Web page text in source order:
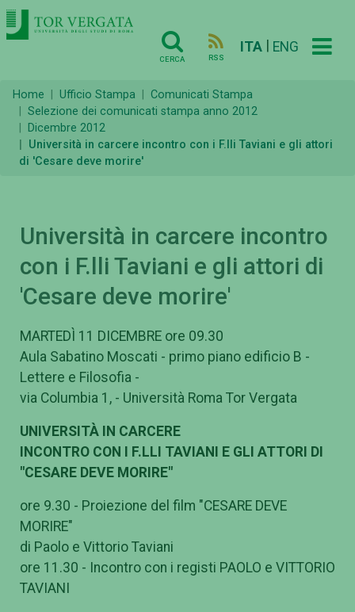
CERCA RSS
ITA ENG
Home Ufficio Stampa
Comunicati Stampa
Selezione dei comunicati stampa anno 2012
Dicembre 2012
Università in carcere incontro con i F.lli Taviani e gli attori
di 'Cesare deve morire'
Università in carcere incontro
con i F.lli Taviani e gli attori di
'Cesare deve morire'
MARTEDÌ 11 DICEMBRE ore 09.30
Aula Sabatino Moscati - primo piano edificio B -
Lettere e Filosofia -
via Columbia 1, - Università Roma Tor Vergata
UNIVERSITÀ IN CARCERE
INCONTRO CON I F.LLI TAVIANI E GLI ATTORI DI
"CESARE DEVE MORIRE"
ore 9.30 - Proiezione del film "CESARE DEVE
MORIRE"
di Paolo e Vittorio Taviani
ore 11.30 - Incontro con i registi PAOLO e VITTORIO
TAVIANI